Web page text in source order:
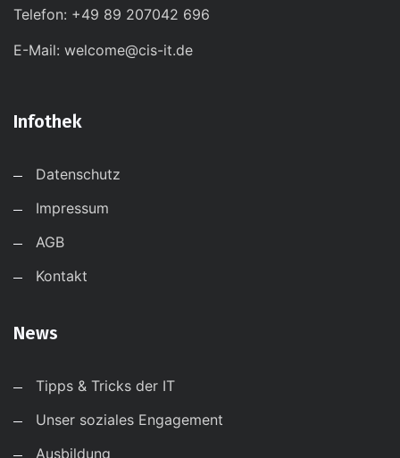
Telefon: +49 89 207042 696
E-Mail: welcome@cis-it.de
Infothek
Datenschutz
Impressum
AGB
Kontakt
News
Tipps & Tricks der IT
Unser soziales Engagement
Ausbildung